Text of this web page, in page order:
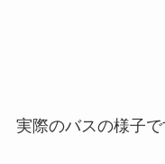
実際のバスの様子で